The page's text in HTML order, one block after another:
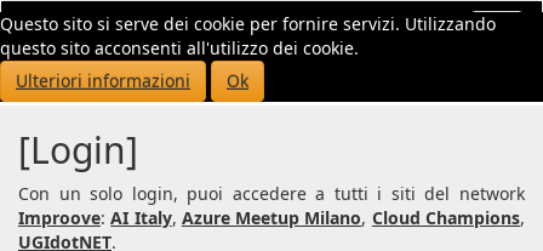
Questo sito si serve dei cookie per fornire servizi. Utilizzando
questo sito acconsenti all'utilizzo dei cookie.
Ulteriori informazioni
Ok
[Login]
Con un solo login, puoi accedere a tutti i siti del network
Improove:AI Italy, Azure Meetup Milano, Cloud Champions,
UGIdotNET.